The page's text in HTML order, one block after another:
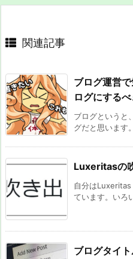
関連記事
ブログ運営
ログにするべ
ブログというと
グだと思います
Luxeritasの
自分はLuxeritas
ています。いろ
ブログタイ